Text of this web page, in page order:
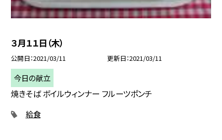
３月１１日（木）
公開日 2021/03/11 更新日 2021/03/11
今日の献立
焼きそば ボイルウィンナー フルーツポンチ
給食